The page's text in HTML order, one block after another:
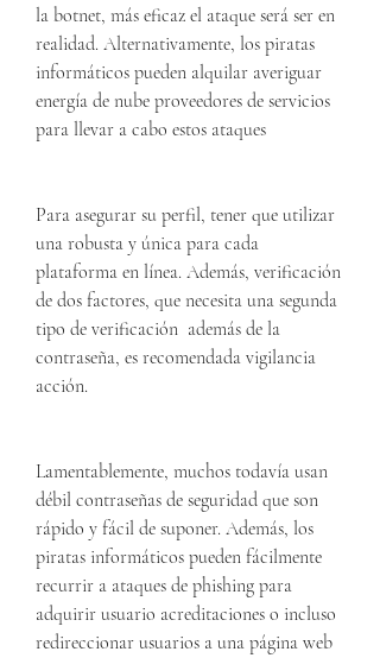
la botnet, más eficaz el ataque será ser en
realidad. Alternativamente, los piratas
informáticos pueden alquilar averiguar
energía de nube proveedores de servicios
para llevar a cabo estos ataques
Para asegurar su perfil, tener que utilizar
una robusta y única para cada
plataforma en línea. Además, verificación
de dos factores, que necesita una segunda
tipo de verificación  además de la
contraseña, es recomendada vigilancia
acción.
Lamentablemente, muchos todavía usan
débil contraseñas de seguridad que son
rápido y fácil de suponer. Además, los
piratas informáticos pueden fácilmente
recurrir a ataques de phishing para
adquirir usuario acreditaciones o incluso
redireccionar usuarios a una página web